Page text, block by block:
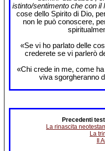
istinto/sentimento che con il
cose dello Spirito di Dio,
non le può conoscere,
«Se vi ho parlato delle
crederete se vi parlerò
«Chi crede in me, come
viva sgorgheranno
Precedenti
La rinascita
La
Il